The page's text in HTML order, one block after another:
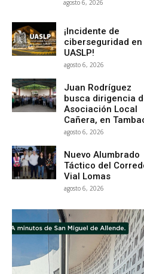
agosto 6, 2026
¡Incidente de
ciberseguridad en
UASLP!
agosto 6, 2026
Juan Rodríguez
busca dirigencia
Asociación Local
Cañera, en
agosto 6, 2026
Nuevo Alumbrado
Táctico del
Vial Lomas
agosto 6, 2026